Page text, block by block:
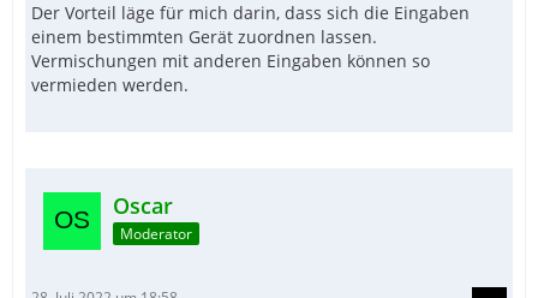
Der Vorteil läge für mich darin, dass sich die Eingaben
einem bestimmten Gerät zuordnen lassen.
Vermischungen mit anderen Eingaben können so
vermieden werden.
Oscar
Moderator